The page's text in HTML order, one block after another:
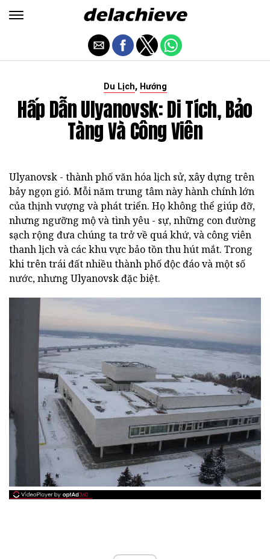
Du Lịch, Hướng
Hấp Dẫn Ulyanovsk: Di Tích, Bảo
Tàng Và Công Viên
Ulyanovsk - thành phố văn hóa lịch sử, xây dựng trên
bảy ngọn gió. Mỗi năm trung tâm này hành chính lớn
của thịnh vượng và phát triển. Họ không thể giúp đỡ,
nhưng ngưỡng mộ và tình yêu - sự, những con đường
sạch rộng đưa chúng ta trở về quá khứ, và công viên
thanh lịch và các khu vực bảo tồn thu hút mắt. Trong
khi trên trái đất nhiều thành phố độc đáo và một số
nước, nhưng Ulyanovsk đặc biệt.